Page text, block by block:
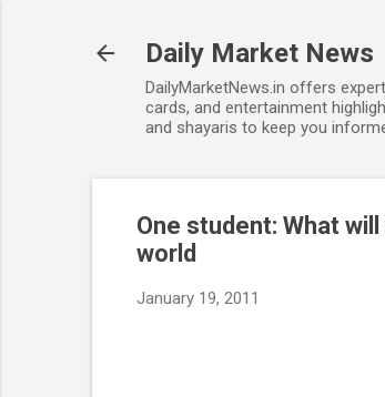
Daily Market News
DailyMarketNews.in offers
cards, and entertainment
and shayaris to keep you
One student: What
world
January 19, 2011